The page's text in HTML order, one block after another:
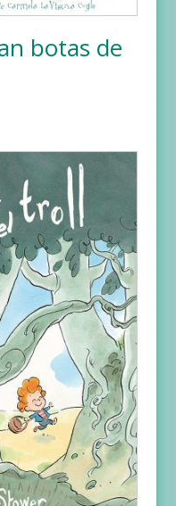
botas de